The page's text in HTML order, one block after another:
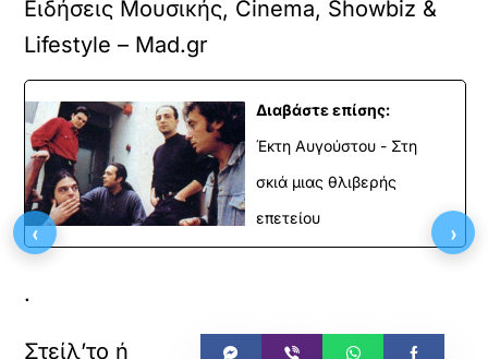
Ειδήσεις Μουσικής, Cinema, Showbiz &
Lifestyle – Mad.gr
Διαβάστε επίσης:
Έκτη Αυγούστου - Στη
σκιά μιας θλιβερής
επετείου
.
‹ ›